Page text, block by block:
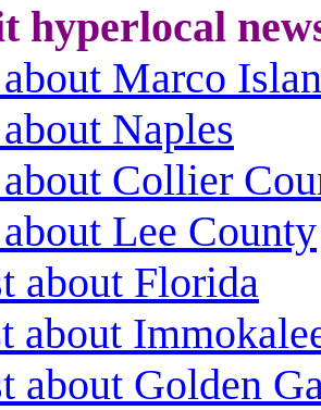
hyperlocal
Marco
Naples
Collier
Lee County
about Florida
about
about Golden